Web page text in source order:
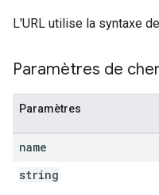
L'URL utilise la syntaxe de
Paramètres de
Paramètres
name
string